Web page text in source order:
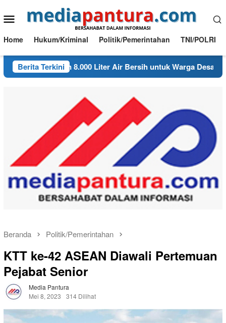
ke
Menu
Mobile
Home Hukum/Kriminal Politik/Pemerintahan TNI/POLRI
Berita Terkini
Salurkan 8.000 Liter Air Bersih untuk Warga Desa Bondol
Beranda Politik/Pemerintahan
KTT ke-42 ASEAN Diawali Pertemuan
Pejabat Senior
Media Pantura
Mei 8, 2023
314 Dilihat